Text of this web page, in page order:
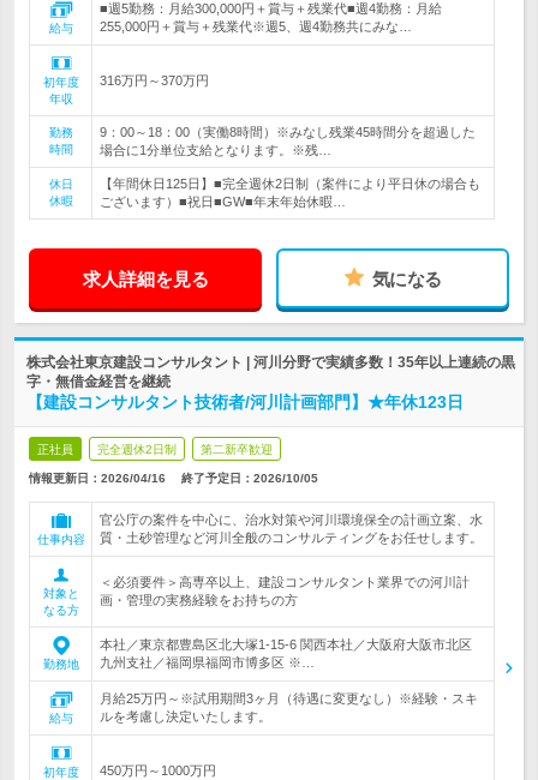
給与
■週5勤務：月給300,000円＋賞与＋残業代■週4勤務：月給
255,000円＋賞与＋残業代※週5、週4勤務共にみな…
初年度
年収
316万円～370万円
勤務
時間
9：00～18：00（実働8時間）※みなし残業45時間分を超過した
場合に1分単位支給となります。※残…
休日
休暇
【年間休日125日】■完全週休2日制（案件により平日休の場合も
ございます）■祝日■GW■年末年始休暇…
求人詳細を見る 気になる
株式会社東京建設コンサルタント | 河川分野で実績多数！35年以上連続の黒
字・無借金経営を継続
【建設コンサルタント技術者/河川計画部門】★年休123日
正社員 完全週休2日制 第二新卒歓迎
情報更新日：2026/04/16 終了予定日： 2026/10/05
仕事内容
官公庁の案件を中心に、治水対策や河川環境保全の計画立案、水
質・土砂管理など河川全般のコンサルティングをお任せします。
対象と
なる方
＜必須要件＞高専卒以上、建設コンサルタント業界での河川計
画・管理の実務経験をお持ちの方
勤務地
本社／東京都豊島区北大塚1-15-6 関西本社／大阪府大阪市北区
九州支社／福岡県福岡市博多区 ※…
給与
月給25万円～※試用期間3ヶ月（待遇に変更なし）※経験・スキ
ルを考慮し決定いたします。
初年度
450万円～1000万円